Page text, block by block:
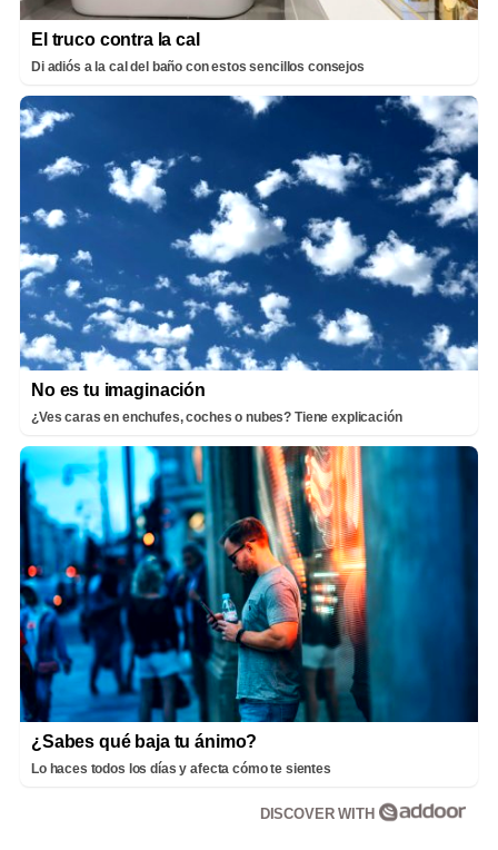
El truco contra la cal
Di adiós a la cal del baño con estos sencillos consejos
No es tu imaginación
¿Ves caras en enchufes, coches o nubes? Tiene explicación
¿Sabes qué baja tu ánimo?
Lo haces todos los días y afecta cómo te sientes
DISCOVER WITH